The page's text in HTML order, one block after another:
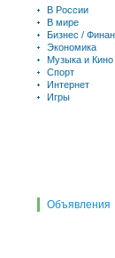
В России
В мире
Бизнес /
Экономика
Музыка и Кино
Спорт
Интернет
Игры
Объявления